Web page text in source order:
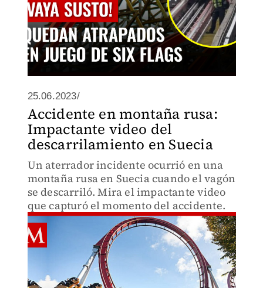
25.06.2023/
Accidente en montaña rusa:
Impactante video del
descarrilamiento en Suecia
Un aterrador incidente ocurrió en una
montaña rusa en Suecia cuando el vagón
se descarriló. Mira el impactante video
que capturó el momento del accidente.